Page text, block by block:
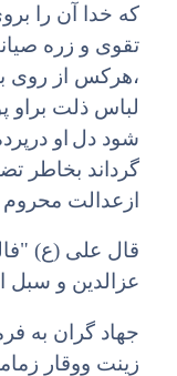
که خدا آن را
تقوی و زره
،‌هرکس از روی
لباس ذلت براو
شود دل او
گرداند بخاطر
ازعدالت محروم
قال علی (ع)
عزالدین و سبل
جهاد گران به
زینت ووقار